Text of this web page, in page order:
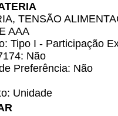
TENSÃO
AAA
Tipo I - Participação
Não
Preferência: Não
Unidade